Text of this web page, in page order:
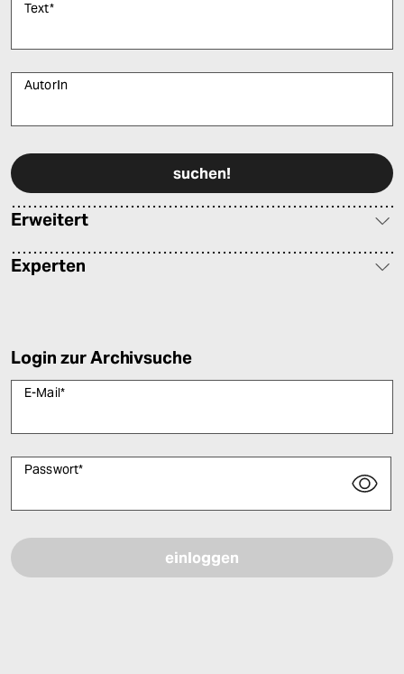
Text*
AutorIn
Erweitert
Experten
Login zur Archivsuche
E-Mail*
Passwort*